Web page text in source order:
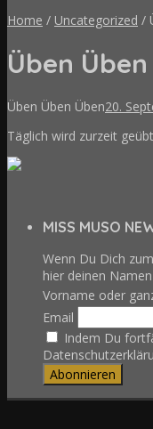
Home / Uncategorized /
Üben
Üben Üben Üben20.
Täglich wird zurzeit
MISS MUSO
Wenn Du Dich
hier deinen
Vorname oder
Email
Indem Du